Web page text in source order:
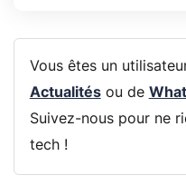
Vous êtes un
Actualitésou de
Suivez-nous pour ne
tech !